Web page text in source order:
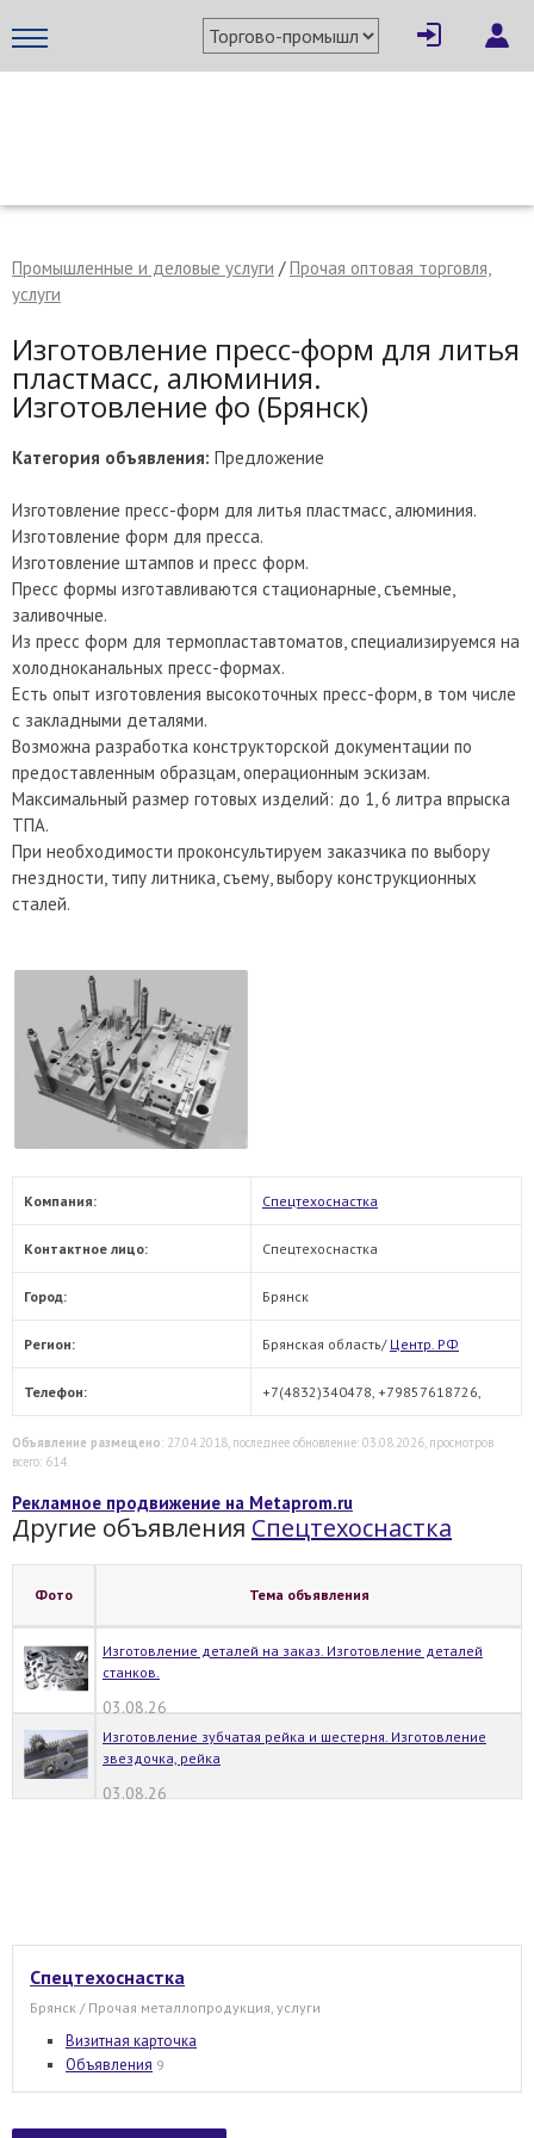
Промышленные и деловые услуги /Прочая оптовая торговля,
услуги
Изготовление пресс-форм для литья
пластмасс, алюминия.
Изготовление фо (Брянск)
Категория объявления: Предложение
Изготовление пресс-форм для литья пластмасс, алюминия.
Изготовление форм для пресса.
Изготовление штампов и пресс форм.
Пресс формы изготавливаются стационарные, съемные,
заливочные.
Из пресс форм для термопластавтоматов, специализируемся на
холодноканальных пресс-формах.
Есть опыт изготовления высокоточных пресс-форм, в том числе
с закладными деталями.
Возможна разработка конструкторской документации по
предоставленным образцам, операционным эскизам.
Максимальный размер готовых изделий: до 1, 6 литра впрыска
ТПА.
При необходимости проконсультируем заказчика по выбору
гнездности, типу литника, съему, выбору конструкционных
сталей.
× Написать поставщику
Компания: Спецтехоснастка
Контактное лицо: Спецтехоснастка
Город: Брянск
Регион: Брянская область/ Центр. РФ
Телефон: +7(4832)340478, +79857618726,
Объявление размещено: 27.04.2018, последнее обновление: 03.08.2026, просмотров
всего: 614.
Рекламное продвижение на Metaprom.ru
Другие объявления Спецтехоснастка
Фото Тема объявления
Изготовление деталей на заказ. Изготовление деталей
станков.
03.08.26
Изготовление зубчатая рейка и шестерня. Изготовление
звездочка, рейка
03.08.26
Спецтехоснастка
Брянск / Прочая металлопродукция, услуги
Визитная карточка
Объявления 9